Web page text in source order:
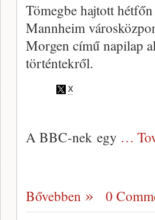
Tömegbe hajtott
Mannheim
Morgen című napilap
történtekről.
A BBC-nek egy …
Bővebben 0